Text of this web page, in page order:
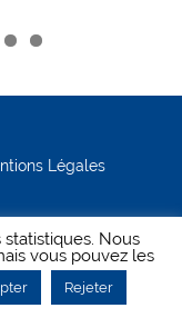
Légales
Tous
Nous
vous pouvez les
Rejeter